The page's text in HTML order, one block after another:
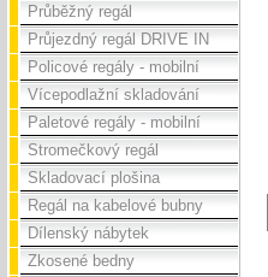
Průběžný regál
Průjezdný regál DRIVE IN
Policové regály - mobilní
Vícepodlažní skladování
Paletové regály - mobilní
Stromečkový regál
Skladovací plošina
Regál na kabelové bubny
Dílenský nábytek
Zkosené bedny